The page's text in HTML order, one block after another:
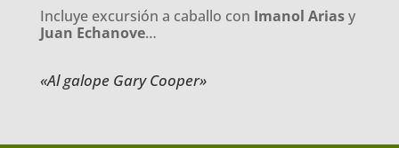
Incluye excursión a caballo con Imanol Ariasy
Juan Echanove…
«Al galope Gary Cooper»